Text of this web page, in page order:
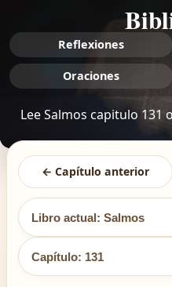
Reflexiones
Oraciones
Lee Salmos capitulo 131
← Capítulo anterior
Libro actual: Salmos
Capítulo: 131